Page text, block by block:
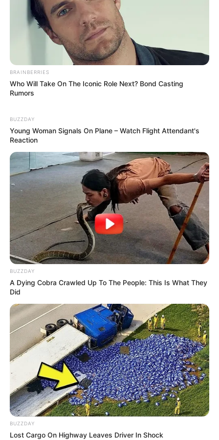
BRAINBERRIES
Who Will Take On The Iconic Role Next? Bond Casting
Rumors
BUZZDAY
Young Woman Signals On Plane – Watch Flight Attendant's
Reaction
BUZZDAY
A Dying Cobra Crawled Up To The People: This Is What They
Did
BUZZDAY
Lost Cargo On Highway Leaves Driver In Shock